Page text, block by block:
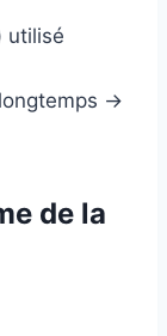
utilisé
→
de la